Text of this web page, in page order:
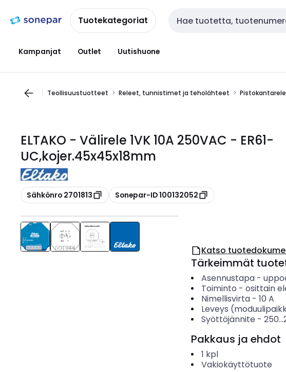
navigointiinsisältöönTuotekategoriat Haku
Kampanjat Outlet Uutishuone
Teollisuustuotteet Releet, tunnistimet ja teholähteet
ELTAKO - Välirele 1VK 10A 250VAC - ER61-
UC,kojer.45x45x18mm
Kopioi
Sähkönro 2701813 Kopioi
Sonepar-ID 100132052
Katso
Tärkeimmät
Asennustapa-
Toiminto - osittain
Nimellisvirta- 10 A
Leveys
Syöttöjännite -
Pakkaus ja ehdot
1 kpl
Vakiokäyttötuote